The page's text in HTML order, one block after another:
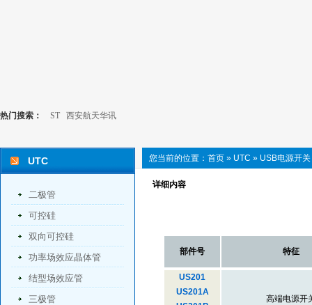
热门搜索： ST 西安航天华讯
UTC
二极管
可控硅
双向可控硅
功率场效应晶体管
结型场效应管
三极管
您当前的位置： 首页 » UTC » USB电源开关
详细内容
部件号 特征
US201
US201A
高端电源开